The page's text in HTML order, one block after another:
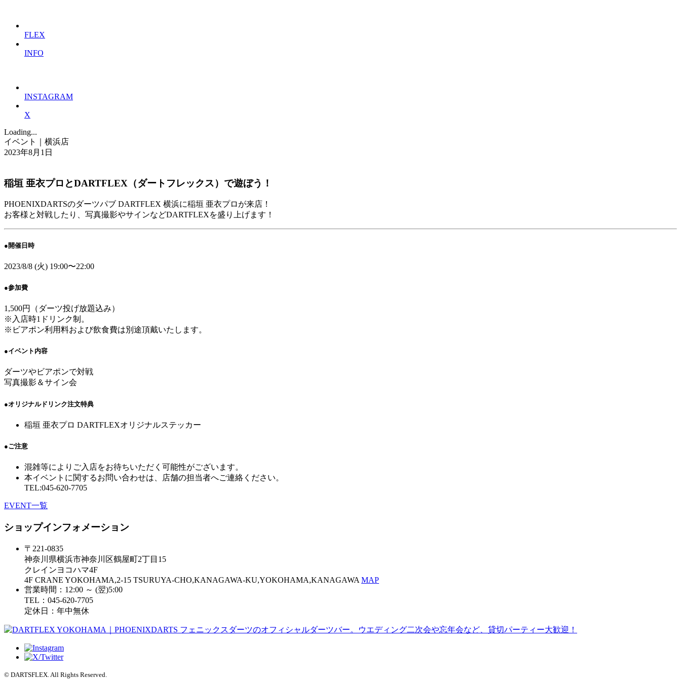
FLEX
INFO
INSTAGRAM
X
Loading...
イベント｜横浜店
2023年8月1日
稲垣 亜衣プロとDARTFLEX（ダートフレックス）で遊ぼう！
PHOENIXDARTSのダーツパブ DARTFLEX 横浜に稲垣 亜衣プロが来店！
お客様と対戦したり、写真撮影やサインなどDARTFLEXを盛り上げます！
●開催日時
2023/8/8 (火) 19:00〜22:00
●参加費
1,500円（ダーツ投げ放題込み）
※入店時1ドリンク制。
※ビアポン利用料および飲食費は別途頂戴いたします。
●イベント内容
ダーツやビアポンで対戦
写真撮影＆サイン会
●オリジナルドリンク注文特典
稲垣 亜衣プロ DARTFLEXオリジナルステッカー
●ご注意
混雑等によりご入店をお待ちいただく可能性がございます。
本イベントに関するお問い合わせは、店舗の担当者へご連絡ください。
TEL:045-620-7705
EVENT一覧
ショップインフォメーション
〒221-0835
神奈川県横浜市神奈川区鶴屋町2丁目15
クレインヨコハマ4F
4F CRANE YOKOHAMA,2-15 TSURUYA-CHO,KANAGAWA-KU,YOKOHAMA,KANAGAWA MAP
営業時間：12:00 ～ (翌)5:00
TEL：045-620-7705
定休日：年中無休
© DARTSFLEX. All Rights Reserved.